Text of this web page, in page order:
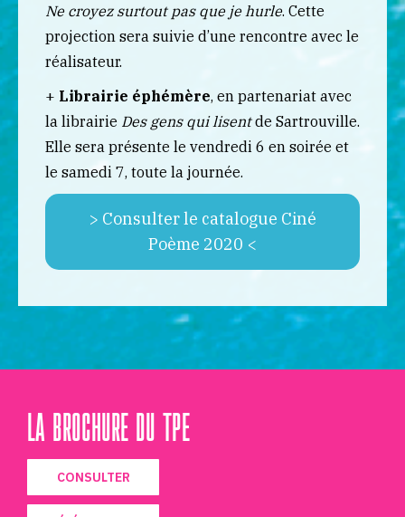
Ne croyez surtout pas que je hurle. Cette
projection sera suivie d’une rencontre avec le
réalisateur.
+ Librairie éphémère, en partenariat avec
la librairie Des gens qui lisentde Sartrouville.
Elle sera présente le vendredi 6 en soirée et
le samedi 7, toute la journée.
> Consulter le catalogue Ciné
Poème 2020 <
LA BROCHURE DU TPE
CONSULTER